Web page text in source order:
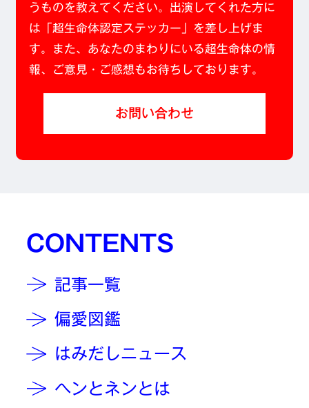
うものを教えてください。出演してくれた方に
は「超生命体認定ステッカー」を差し上げま
す。また、あなたのまわりにいる超生命体の情
報、ご意見・ご感想もお待ちしております。
お問い合わせ
CONTENTS
記事一覧
偏愛図鑑
はみだしニュース
ヘンとネンとは